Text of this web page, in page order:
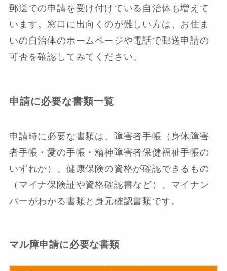
郵送での申請を受け付けている自治体も増えて
います。窓口に出向くのが難しい方は、お住ま
いの自治体のホームページや電話で郵送申請の
可否を確認してみてください。
申請に必要な書類一覧
申請時に必要な書類は、障害者手帳（身体障害
者手帳・愛の手帳・精神障害者保健福祉手帳の
いずれか）、健康保険の資格が確認できるもの
（マイナ保険証や資格確認書など）、マイナン
バーがわかる書類と身元確認書類です。
マル障申請に必要な書類